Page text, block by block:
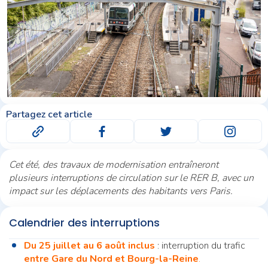
Partagez cet article
Cet été, des travaux de modernisation entraîneront
plusieurs interruptions de circulation sur le RER B, avec un
impact sur les déplacements des habitants vers Paris.
Calendrier des interruptions
Du 25 juillet au 6 août inclus : interruption du trafic
entre Gare du Nord et Bourg-la-Reine.